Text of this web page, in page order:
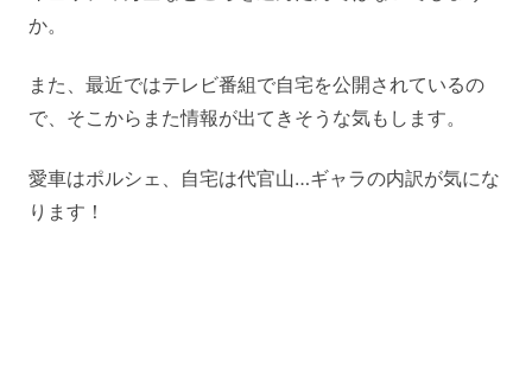
か。
また、最近ではテレビ番組で自宅を公開されているの
で、そこからまた情報が出てきそうな気もします。
愛車はポルシェ、自宅は代官山…ギャラの内訳が気にな
ります！